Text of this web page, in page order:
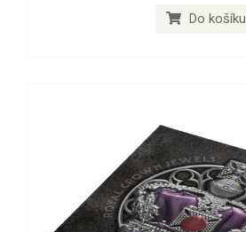
Do košíku